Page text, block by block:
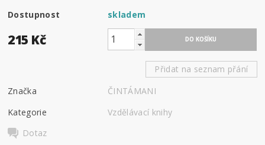
Dostupnost skladem
215 Kč
Přidat na seznam přání
Značka
ČINTÁMANI
Kategorie
Vzdělávací knihy
Dotaz